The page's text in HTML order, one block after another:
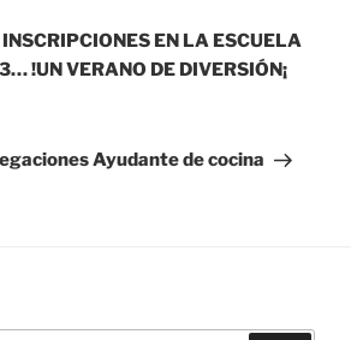
EN LA ESCUELA
!UN VERANO DE DIVERSIÓN¡
Ayudante de cocina